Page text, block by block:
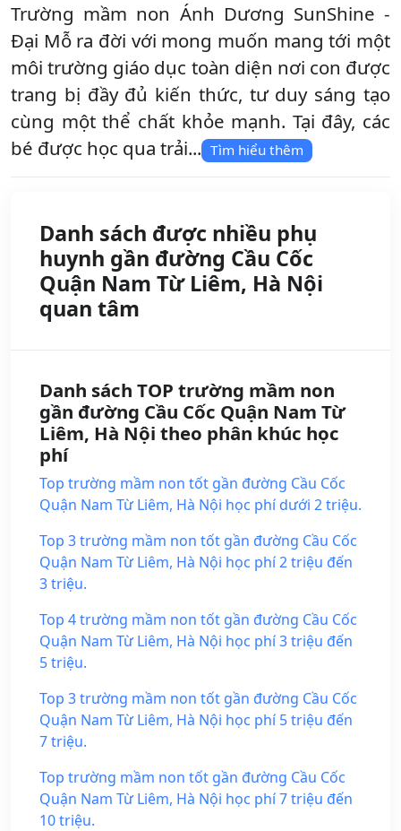
Trường mầm non Ánh Dương SunShine -
Đại Mỗ ra đời với mong muốn mang tới một
môi trường giáo dục toàn diện nơi con được
trang bị đầy đủ kiến thức, tư duy sáng tạo
cùng một thể chất khỏe mạnh. Tại đây, các
bé được học qua trải... Tìm hiểu thêm
Danh sách được nhiều phụ
huynh gần đường Cầu Cốc
Quận Nam Từ Liêm, Hà Nội
quan tâm
Danh sách TOP trường mầm non
gần đường Cầu Cốc Quận Nam Từ
Liêm, Hà Nội theo phân khúc học
phí
Top trường mầm non tốt gần đường Cầu Cốc
Quận Nam Từ Liêm, Hà Nội học phí dưới 2 triệu.
Top 3 trường mầm non tốt gần đường Cầu Cốc
Quận Nam Từ Liêm, Hà Nội học phí 2 triệu đến
3 triệu.
Top 4 trường mầm non tốt gần đường Cầu Cốc
Quận Nam Từ Liêm, Hà Nội học phí 3 triệu đến
5 triệu.
Top 3 trường mầm non tốt gần đường Cầu Cốc
Quận Nam Từ Liêm, Hà Nội học phí 5 triệu đến
7 triệu.
Top trường mầm non tốt gần đường Cầu Cốc
Quận Nam Từ Liêm, Hà Nội học phí 7 triệu đến
10 triệu.